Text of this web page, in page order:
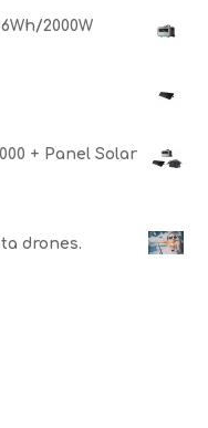
2000W
+ Panel Solar
drones.